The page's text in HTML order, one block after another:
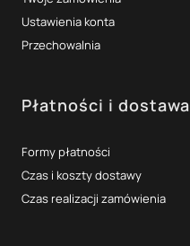
Ustawienia konta
Przechowalnia
Płatności i dostawa
Formy płatności
Czas i koszty dostawy
Czas realizacji zamówienia